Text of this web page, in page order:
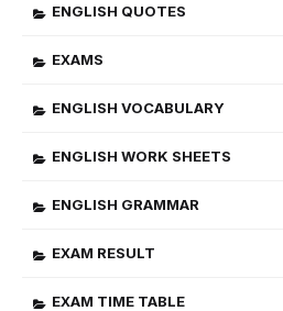
ENGLISH QUOTES
EXAMS
ENGLISH VOCABULARY
ENGLISH WORK SHEETS
ENGLISH GRAMMAR
EXAM RESULT
EXAM TIME TABLE